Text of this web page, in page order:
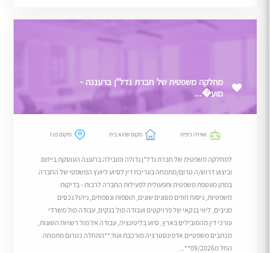
מחלקה משפטית של חברת נדל"ן ברעננה -
מוע�...
אווירה כיפית מקום שהוא בית מיקום פגז
למחלקה משפטית של חברת נדל"ן גדולה ומובילה ברעננה העוסקת בייזום
וביצוע דרוש/ה טרום/מתמחה בעריכת דין לסיוע ליועץ המשפטי של החברה
במתן מעטפת משפטית ותפעולית לפעילות החברה לרבות - בדיקות
משפטיות, ניסוח חוזים מסוגים שונים, תוספות ונספחים, ניהול נכסים
מניבים, ליווי בנקאי של פרויקטים ועבודה מול בנקים, עבודה מול משרדי
עורכי דין מהמובילים בארץ, סיוע בליטיגציה, עבודה אל מול רשויות השונות,
מכתבים משפטיים אדמינסטרציה מורכבת ועוד.**התחלה כטרום מתמחה
החל מ09/2026**...